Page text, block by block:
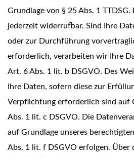
Grundlage von § 25 Abs. 1
jederzeit widerrufbar. Sind Ihre
oder zur Durchführung
erforderlich, verarbeiten wir Ihre
Art. 6 Abs. 1 lit. b DSGVO. Des
Ihre Daten, sofern diese zur
Verpflichtung erforderlich sind auf
Abs. 1 lit. c DSGVO. Die
auf Grundlage unseres
Abs. 1 lit. f DSGVO erfolgen. Über